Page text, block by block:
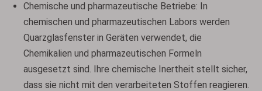
Chemische und pharmazeutische Betriebe: In
chemischen und pharmazeutischen Labors werden
Quarzglasfenster in Geräten verwendet, die
Chemikalien und pharmazeutischen Formeln
ausgesetzt sind. Ihre chemische Inertheit stellt sicher,
dass sie nicht mit den verarbeiteten Stoffen reagieren.
Infrarotfenster Laserschutzfenster